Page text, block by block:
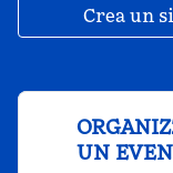
Crea un
UN